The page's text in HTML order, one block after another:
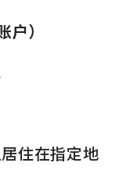
）
住在指定地